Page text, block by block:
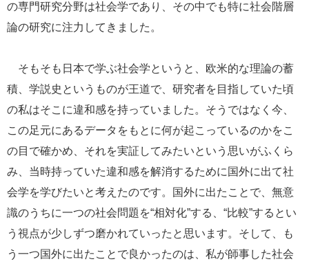
の専門研究分野は社会学であり、その中でも特に社会階層
論の研究に注力してきました。
そもそも日本で学ぶ社会学というと、欧米的な理論の蓄
積、学説史というものが王道で、研究者を目指していた頃
の私はそこに違和感を持っていました。そうではなく今、
この足元にあるデータをもとに何が起こっているのかをこ
の目で確かめ、それを実証してみたいという思いがふくら
み、当時持っていた違和感を解消するために国外に出て社
会学を学びたいと考えたのです。国外に出たことで、無意
識のうちに一つの社会問題を“相対化”する、“比較”するとい
う視点が少しずつ磨かれていったと思います。そして、も
う一つ国外に出たことで良かったのは、私が師事した社会